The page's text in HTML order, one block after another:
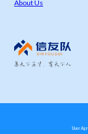
About Us
User